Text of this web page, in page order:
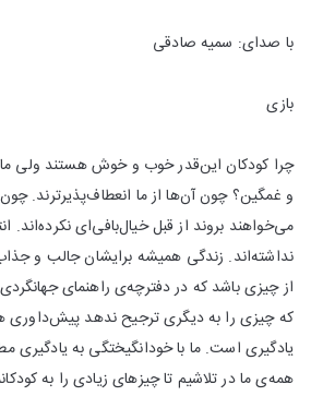
با صدای: سمیه صادقی
بازی
چرا کودکان این‌قدر خوب و خوش هستند ولی
و غمگین؟ چون آن‌ها از ما انعطاف‌پذیرترند.
می‌خواهند بروند از قبل خیال‌بافی‌ای نکرده‌اند.
نداشته‌اند. زندگی همیشه برایشان جالب و
از چیزی باشد که در دفترچه‌ی راهنمای
که چیزی را به دیگری ترجیح ندهد پیش‌داوری
یادگیری است. ما با خودانگیختگی به
همه‌ی ما در تلاشیم تا چیزهای زیادی را به